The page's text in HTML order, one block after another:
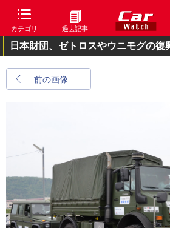
カテゴリ 過去記事
日本財団、ゼトロスやウニモグの復
前の画像